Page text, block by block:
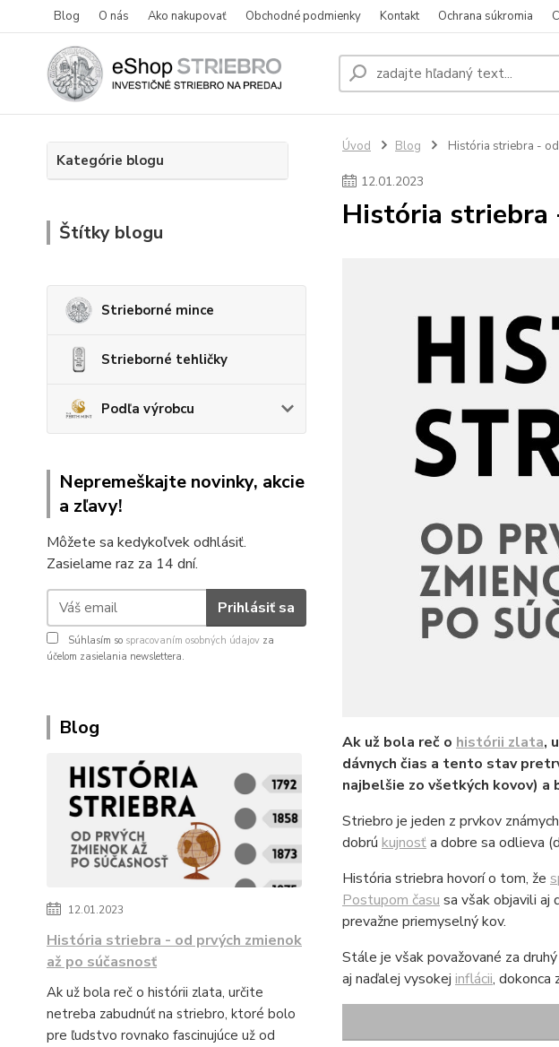
Blog O nás Ako nakupovať Obchodné podmienky Kontakt Ochrana súkromia
Kategórie blogu
Štítky blogu
Strieborné mince
Strieborné tehličky
Podľa výrobcu
Nepremeškajte novinky, akcie
a zľavy!
Môžete sa kedykoľvek odhlásiť.
Zasielame raz za 14 dní.
Prihlásiť sa
Súhlasím so spracovaním osobných údajov za
účelom zasielania newslettera.
Blog
12.01.2023
História striebra - od prvých zmienok
až po súčasnosť
Ak už bola reč o histórii zlata, určite
netreba zabudnúť na striebro, ktoré bolo
pre ľudstvo rovnako fascinujúce už od
Úvod Blog História striebra -
12.01.2023
História striebra
Ak už bola reč o histórii zlata,
dávnych čias a tento stav
najbelšie zo všetkých kovov) a
Striebro je jeden z prvkov
dobrú kujnosťa dobre sa odlieva
História striebra hovorí o tom, že
Postupom času sa však objavili
prevažne priemyselný kov.
Stále je však považované za
aj naďalej vysokej inflácii, dokonca